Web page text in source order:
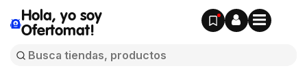
Hola, yo soy
Ofertomat!